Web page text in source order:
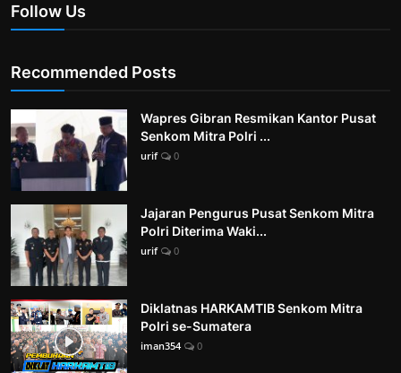
Follow Us
Recommended Posts
Wapres Gibran Resmikan Kantor Pusat
Senkom Mitra Polri ...
urif 0
Jajaran Pengurus Pusat Senkom Mitra
Polri Diterima Waki...
urif 0
Diklatnas HARKAMTIB Senkom Mitra
Polri se-Sumatera
iman354 0